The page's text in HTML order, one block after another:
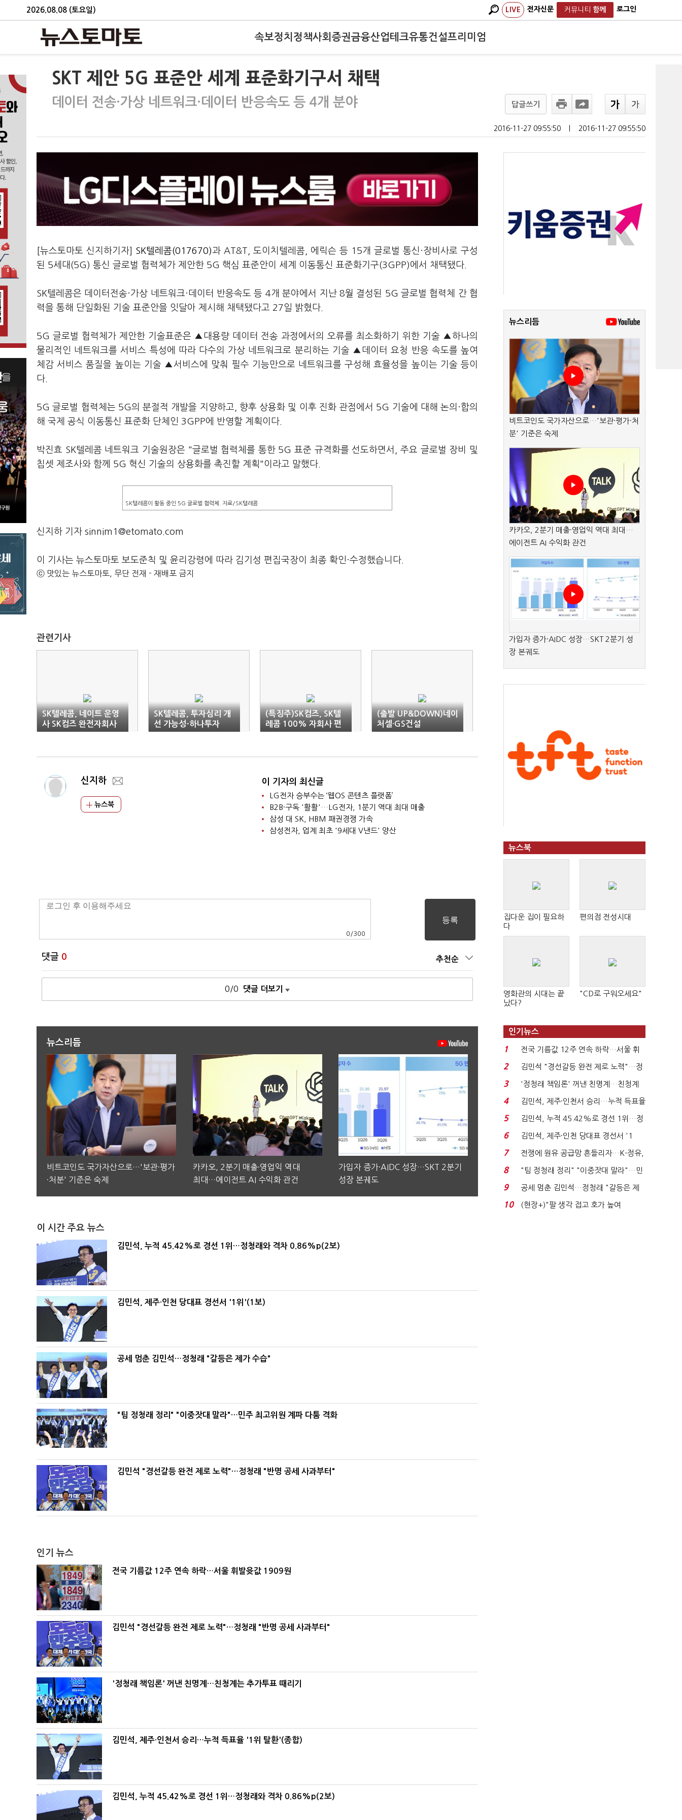
2026.08.08 (토요일) LIVE 전자신문 커뮤니티 함께 로그인
속보정치 정책사회 증권금융산업테크유통건설프리미엄
SKT 제안 5G 표준안 세계 표준화기구서 채택
데이터 전송·가상 네트워크·데이터 반응속도 등 4개 분야 답글쓰기
2016-11-27 09:55:50 2016-11-27 09:55:50
[뉴스토마토 신지하기자] SK텔레콤(017670)과 AT&T, 도이치텔레콤, 에릭슨 등 15개 글로벌 통신·장비사로 구성
된 5세대(5G) 통신 글로벌 협력체가 제안한 5G 핵심 표준안이 세계 이동통신 표준화기구(3GPP)에서 채택됐다.
SK텔레콤은 데이터전송·가상 네트워크·데이터 반응속도 등 4개 분야에서 지난 8월 결성된 5G 글로벌 협력체 간 협
력을 통해 단일화된 기술 표준안을 잇달아 제시해 채택됐다고 27일 밝혔다.
5G 글로벌 협력체가 제안한 기술표준은 ▲대용량 데이터 전송 과정에서의 오류를 최소화하기 위한 기술 ▲하나의
물리적인 네트워크를 서비스 특성에 따라 다수의 가상 네트워크로 분리하는 기술 ▲데이터 요청 반응 속도를 높여
체감 서비스 품질을 높이는 기술 ▲서비스에 맞춰 필수 기능만으로 네트워크를 구성해 효율성을 높이는 기술 등이
다.
5G 글로벌 협력체는 5G의 분절적 개발을 지양하고, 향후 상용화 및 이후 진화 관점에서 5G 기술에 대해 논의·합의
해 국제 공식 이동통신 표준화 단체인 3GPP에 반영할 계획이다.
박진효 SK텔레콤 네트워크 기술원장은 "글로벌 협력체를 통한 5G 표준 규격화를 선도하면서, 주요 글로벌 장비 및
칩셋 제조사와 함께 5G 혁신 기술의 상용화를 촉진할 계획"이라고 말했다.
SK텔레콤이 활동 중인 5G 글로벌 협력체. 자료/SK텔레콤
신지하 기자 sinnim1@etomato.com
이 기사는 뉴스토마토 보도준칙 및 윤리강령에 따라 김기성 편집국장이 최종 확인·수정했습니다.
ⓒ 맛있는 뉴스토마토, 무단 전재 - 재배포 금지
관련기사
SK텔레콤, 네이트 운영
사 SK컴즈 완전자회사
로 편입
SK텔레콤, 투자심리 개
선 가능성-하나투자
(특징주)SK컴즈, SK텔
레콤 100% 자회사 편
입 소식에 급등세
(출발 UP&DOWN)네이
처셀·GS건설
신지하
뉴스북
이 기자의 최신글
LG전자 승부수는 ‘웹OS 콘텐츠 플랫폼’
B2B·구독 '활활'…LG전자, 1분기 역대 최대 매출
삼성 대 SK, HBM 패권경쟁 가속
삼성전자, 업계 최초 '9세대 V낸드' 양산
0 /300
댓글 0 추천순
0/0 댓글 더보기
뉴스리듬
비트코인도 국가자산으로…'보관·평가
·처분' 기준은 숙제
카카오, 2분기 매출·영업익 역대
최대…에이전트 AI 수익화 관건
가입자 증가·AIDC 성장…SKT 2분기
성장 본궤도
이 시간 주요 뉴스
김민석, 누적 45.42%로 경선 1위…정청래와 격차 0.86%p(2보)
김민석, 제주·인천 당대표 경선서 '1위'(1보)
공세 멈춘 김민석…정청래 "갈등은 제가 수습"
"팀 정청래 정리" "이중잣대 말라"…민주 최고위원 계파 다툼 격화
김민석 "경선갈등 완전 제로 노력"…정청래 "반명 공세 사과부터"
인기 뉴스
전국 기름값 12주 연속 하락…서울 휘발윳값 1909원
김민석 "경선갈등 완전 제로 노력"…정청래 "반명 공세 사과부터"
'정청래 책임론' 꺼낸 친명계…친청계는 추가투표 때리기
김민석, 제주·인천서 승리…누적 득표율 '1위 탈환'(종합)
김민석, 누적 45.42%로 경선 1위…정청래와 격차 0.86%p(2보)
뉴스리듬
비트코인도 국가자산으로…'보관·평가·처
분' 기준은 숙제
카카오, 2분기 매출·영업익 역대 최대…
에이전트 AI 수익화 관건
가입자 증가·AIDC 성장…SKT 2분기 성
장 본궤도
뉴스북
집다운 집이 필요하
다
편의점 전성시대
영화관의 시대는 끝
났다?
"CD로 구워오세요"
인기뉴스
1
전국 기름값 12주 연속 하락…서울 휘
발윳값 1909원...
2
김민석 "경선갈등 완전 제로 노력"…정
청래 "반명 공세 사...
3
'정청래 책임론' 꺼낸 친명계…친청계
는 추가투표 때리기...
4
김민석, 제주·인천서 승리…누적 득표율
'1위 탈환'(종합)...
5
김민석, 누적 45.42%로 경선 1위…정
청래와 격차 0.86%p(...
6
김민석, 제주·인천 당대표 경선서 '1
위'(1보)...
7
전쟁에 원유 공급망 흔들리자…K-정유,
에너지안보 핵심...
8
"팀 정청래 정리" "이중잣대 말라"…민
주 최고위원 계파 다...
9
공세 멈춘 김민석…정청래 "갈등은 제
가 수습"
10
(현장+)"팔 생각 접고 호가 높여